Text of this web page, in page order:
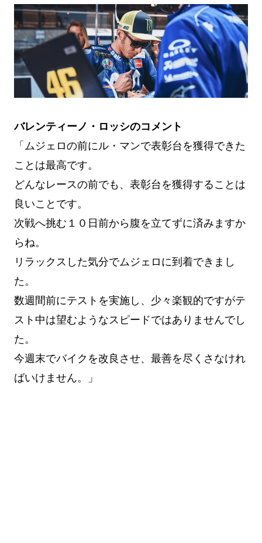
バレンティーノ・ロッシのコメント
「ムジェロの前にル・マンで表彰台を獲得できた
ことは最高です。
どんなレースの前でも、表彰台を獲得することは
良いことです。
次戦へ挑む１０日前から腹を立てずに済みますか
らね。
リラックスした気分でムジェロに到着できまし
た。
数週間前にテストを実施し、少々楽観的ですがテ
スト中は望むようなスピードではありませんでし
た。
今週末でバイクを改良させ、最善を尽くさなけれ
ばいけません。」